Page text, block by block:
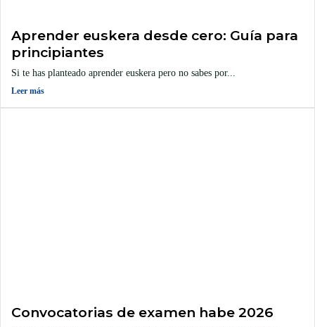
Aprender euskera desde cero: Guía para
principiantes
Si te has planteado aprender euskera pero no sabes por...
Leer más
Convocatorias de examen habe 2026